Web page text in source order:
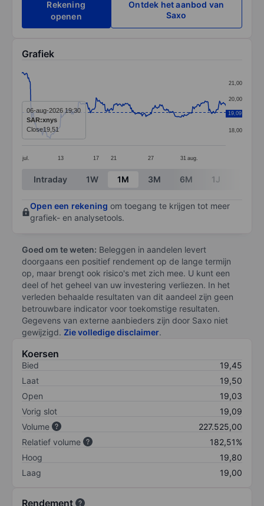
Rekening
openen
Ontdek het aanbod van
Saxo
Grafiek
Line chart with 267 data points.
The chart has 1 X axis displaying categories.
The chart has 1 Y axis displaying values. Data ranges
jul. 13 17 21 27 31 aug.
18,00
19,00
20,00
21,00
19,09
06-aug-2026 19:30
SAR:xnys
Close19,51
End of interactive chart.
Intraday 1W 1M 3M 6M 1J
Open een rekening om toegang te krijgen tot meer
grafiek- en analysetools.
Goed om te weten: Beleggen in aandelen levert
doorgaans een positief rendement op de lange termijn
op, maar brengt ook risico's met zich mee. U kunt een
deel of het geheel van uw investering verliezen. In het
verleden behaalde resultaten van dit aandeel zijn geen
betrouwbare indicator voor toekomstige resultaten.
Gegevens van externe aanbieders zijn door Saxo niet
gewijzigd. Zie volledige disclaimer.
Koersen
Bied
19,45
Laat
19,50
Open
19,03
Vorig slot
19,09
Volume
227.525,00
Relatief volume
182,51%
Hoog
19,80
Laag
19,00
Rendement